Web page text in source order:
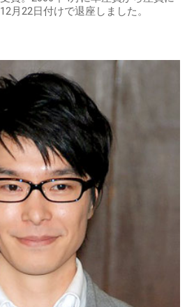
月22日付けで退座しました。